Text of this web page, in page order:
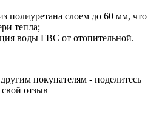
полиуретана слоем до 60 мм, что
тепла;
воды ГВС от отопительной.
покупателям - поделитесь
отзыв